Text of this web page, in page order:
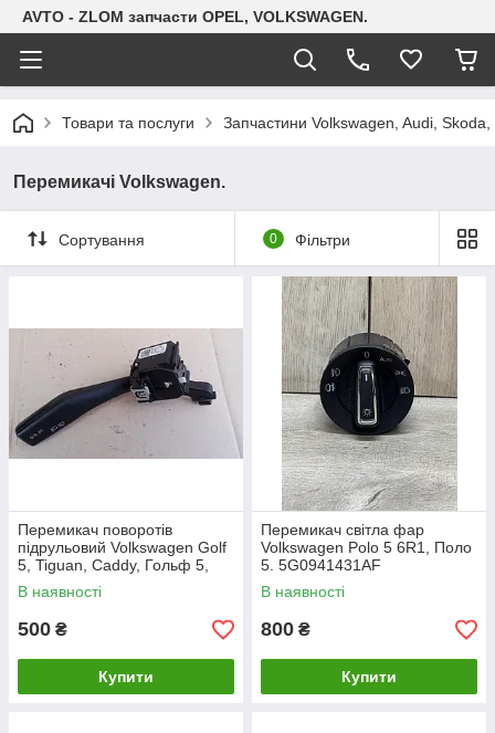
AVTO - ZLOM запчасти OPEL, VOLKSWAGEN.
Товари та послуги Запчастини Volkswagen, Audi, Skoda,
Перемикачі Volkswagen.
Сортування 0 Фільтри
Перемикач поворотів
підрульовий Volkswagen Golf
5, Tiguan, Caddy, Гольф 5,
Тігуан, Кадді.1K0953513.
В наявності
500 ₴
Купити
Перемикач світла фар
Volkswagen Polo 5 6R1, Поло
5. 5G0941431AF
В наявності
800 ₴
Купити